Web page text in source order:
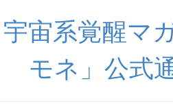
宇宙系覚醒マ
モネ」公式